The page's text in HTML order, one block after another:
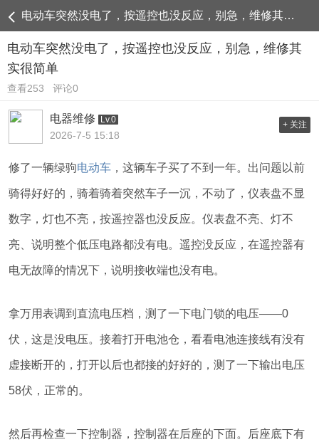
电动车突然没电了，按遥控也没反应，别急，维修其实很简单
电动车突然没电了，按遥控也没反应，别急，维修其
实很简单
查看253 评论0
电器维修 Lv.0
2026-7-5 15:18
+ 关注
修了一辆绿驹电动车 ，这辆车子买了不到一年。出问题以前
骑得好好的，骑着骑着突然车子一沉，不动了，仪表盘不显
数字，灯也不亮，按遥控器也没反应。仪表盘不亮、灯不
亮、说明整个低压电路都没有电。遥控没反应，在遥控器有
电无故障的情况下，说明接收端也没有电。
拿万用表调到直流电压档，测了一下电门锁的电压——0
伏，这是没电压。接着打开电池仓，看看电池连接线有没有
虚接断开的，打开以后也都接的好好的，测了一下输出电压
58伏，正常的。
然后再检查一下控制器，控制器在后座的下面。后座底下有